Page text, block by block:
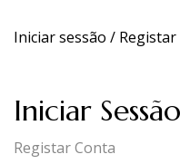
Iniciar sessão / Registar
Iniciar Sessão
Registar Conta